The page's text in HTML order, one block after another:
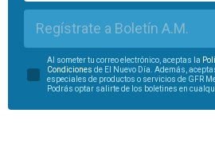
Regístrate a Boletín A.M.
Al someter tu correo electrónico, aceptas la
Condiciones de El Nuevo Día. Además,
especiales de productos o servicios de GFR
Podrás optar salirte de los boletines en